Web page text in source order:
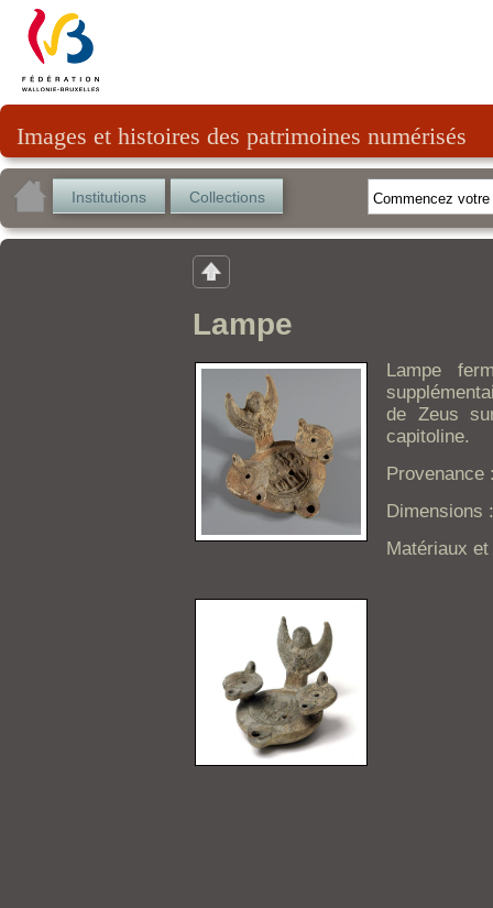
Images et histoires des patrimoines numérisés
Institutions Collections
Lampe
Lampe
de Zeus
capitoline.
Provenance
Dimensions
Matériaux